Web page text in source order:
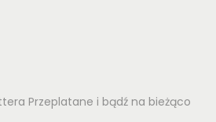
Przeplatane i bądź na bieżąco